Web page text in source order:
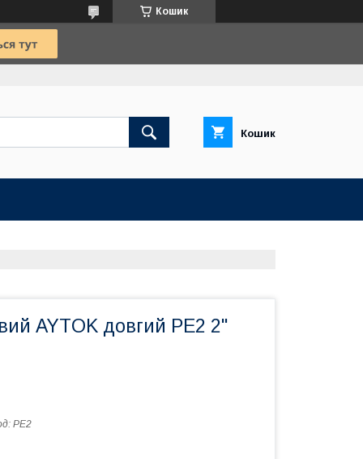
Кошик
Кошик
AYTOK довгий PE2 2"
PE2